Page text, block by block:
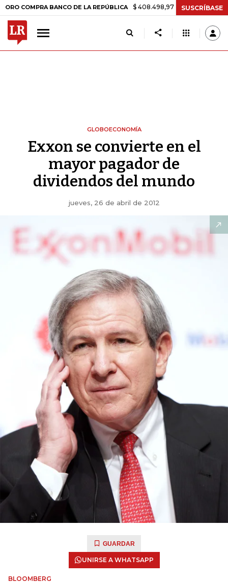
BANCO DE LA REPÚBLICA $ 408.498,97 +$ 8.753,81 +2,19%
SUSCRÍBASE
GLOBOECONOMÍA
Exxon se convierte en el
mayor pagador de
dividendos del mundo
jueves, 26 de abril de 2012
GUARDAR
UNIRSE A WHATSAPP
BLOOMBERG